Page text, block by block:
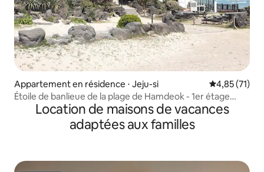
Appartement en résidence ⋅ Jeju-si Évaluation
4,85 (71)
Étoile de banlieue de la plage de Hamdeok - 1er étage
avant (fauteuil, console de jeux, Netflix, YouTube)
Location de maisons de vacances
adaptées aux familles